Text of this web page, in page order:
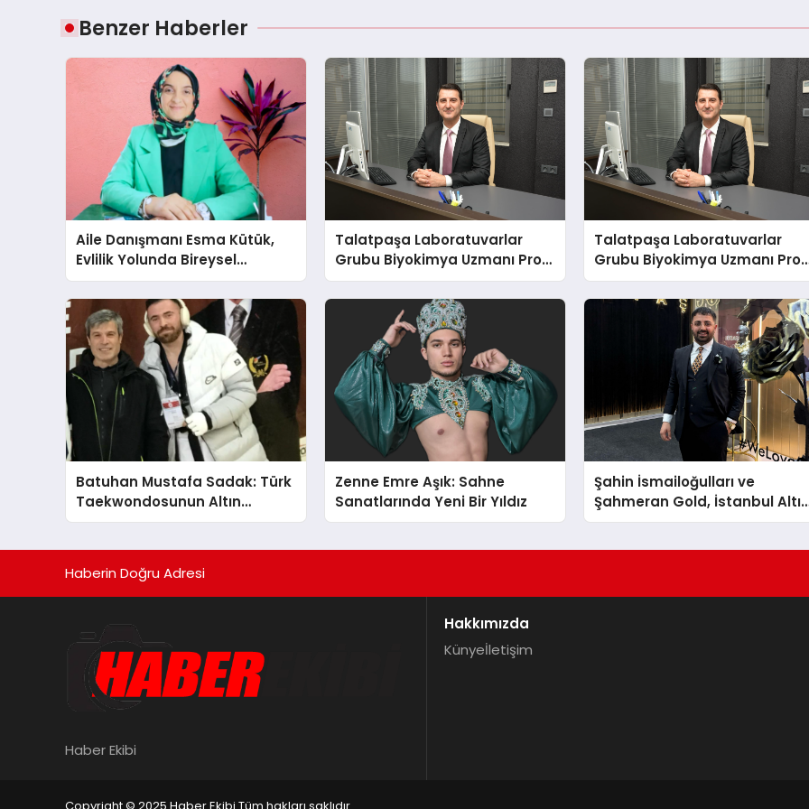
Benzer Haberler
Aile Danışmanı Esma Kütük,
Evlilik Yolunda Bireysel
Farkındalığın ve Sınırların
Gücünü Anlatıyor
Talatpaşa Laboratuvarlar
Grubu Biyokimya Uzmanı Prof.
Dr. Ahmet Var
Talatpaşa Laboratuvarlar
Grubu Biyokimya Uzmanı
Dr. Ahmet Var
Batuhan Mustafa Sadak: Türk
Taekwondosunun Altın
Yumruğu
Zenne Emre Aşık: Sahne
Sanatlarında Yeni Bir Yıldız
Şahin İsmailoğulları ve
Şahmeran Gold, İstanbul
Fuarı’nda Sektöre Damga
Haberin Doğru Adresi
Haber Ekibi
Hakkımızda
Künyeİletişim